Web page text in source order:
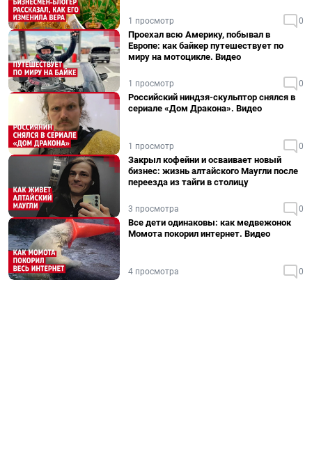
1 просмотр 0
Проехал всю Америку, побывал в
Европе: как байкер путешествует по
миру на мотоцикле. Видео
1 просмотр 0
Российский ниндзя-скульптор снялся в
сериале «Дом Дракона». Видео
1 просмотр 0
Закрыл кофейни и осваивает новый
бизнес: жизнь алтайского Маугли после
переезда из тайги в столицу
3 просмотра 0
Все дети одинаковы: как медвежонок
Момота покорил интернет. Видео
4 просмотра 0